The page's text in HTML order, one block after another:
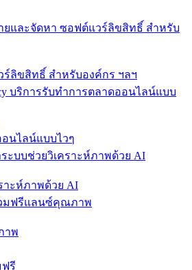
ลิขสิทธิ์ สำหรับองค์กร ฯลฯ
นไลน์แบบไวๆ
าะห์ภาพด้วย AI
าพ